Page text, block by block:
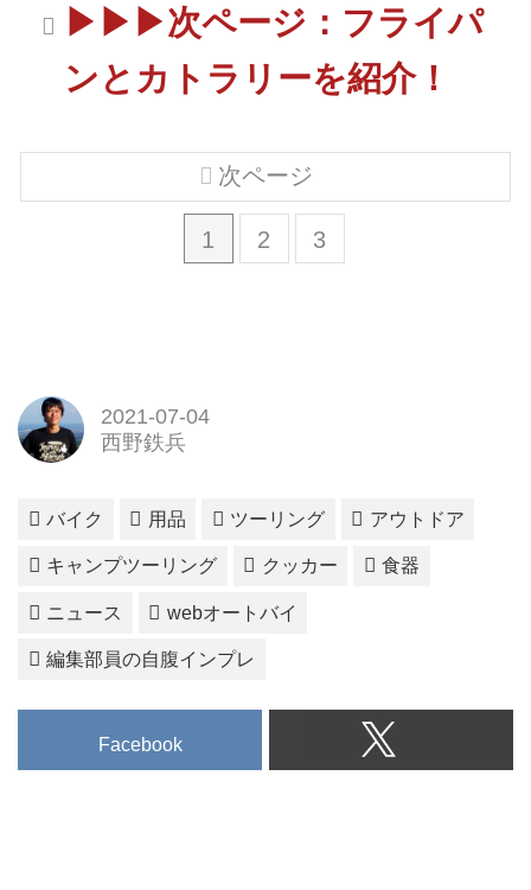
▶▶▶次ページ：フライパ
ンとカトラリーを紹介！
1 2 3
次ページ
2021-07-04
西野鉄兵
バイク 用品 ツーリング アウトドア
キャンプツーリング クッカー 食器
ニュース webオートバイ
編集部員の自腹インプレ
Facebook